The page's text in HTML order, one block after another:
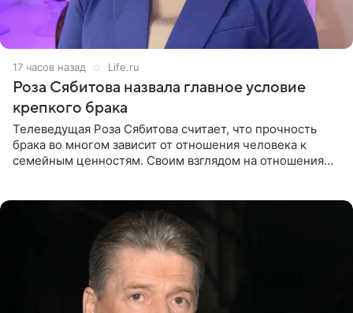
17 часов назад Life.ru
Роза Сябитова назвала главное условие
крепкого брака
Телеведущая Роза Сябитова считает, что прочность
брака во многом зависит от отношения человека к
семейным ценностям. Своим взглядом на отношения